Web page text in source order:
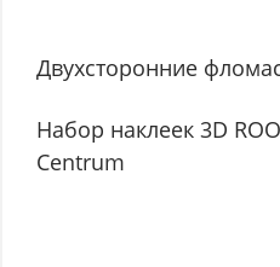
Двухсторонние
Набор наклеек 3D
Centrum